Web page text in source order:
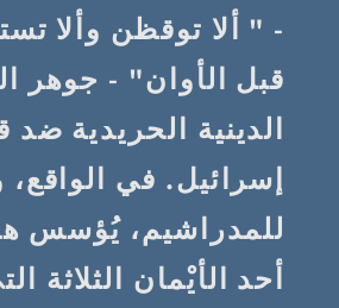
- " ألا توقظن وألا
قبل الأوان" - جوهر
الدينية الحريدية ضد
إسرائيل. في الواقع،
للمدراشيم، يُؤسس
أحد الأيْمان الثلاثة